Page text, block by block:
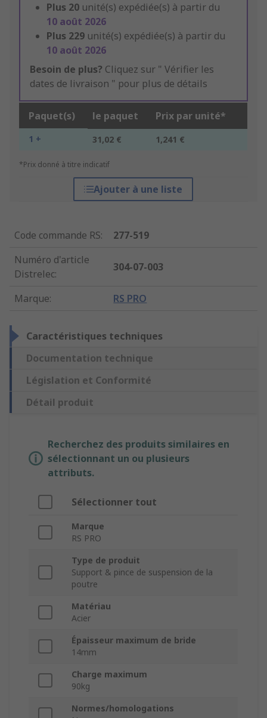
Plus 20 unité(s) expédiée(s) à partir du
10 août 2026
Plus 229 unité(s) expédiée(s) à partir du
10 août 2026
Besoin de plus? Cliquez sur " Vérifier les
dates de livraison " pour plus de détails
Paquet(s) le paquet Prix par unité*
1 + 31,02 € 1,241 €
*Prix donné à titre indicatif
Ajouter à une liste
Code commande RS:
277-519
Numéro d'article
Distrelec:
304-07-003
Marque: RS PRO
Caractéristiques techniques
Documentation technique
Législation et Conformité
Détail produit
Recherchez des produits similaires en
sélectionnant un ou plusieurs
attributs.
Sélectionner tout
Marque
RS PRO
Type de produit
Support & pince de suspension de la
poutre
Matériau
Acier
Épaisseur maximum de bride
14mm
Charge maximum
90kg
Normes/homologations